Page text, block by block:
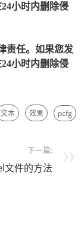
小时内删除侵
责任。如果您发
小时内删除侵
文本 效果 pcfg
下一篇:
文件的方法